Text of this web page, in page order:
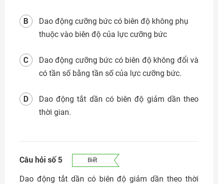
Dao động cưỡng bức có biên độ không phụ
thuộc vào biên độ của lực cưỡng bức
B
Dao động cưỡng bức có biên độ không đổi và
có tần số bằng tần số của lực cưỡng bức.
C
Dao động tắt dần có biên độ giảm dần theo
thời gian.
D
Câu hỏi số 5 Biết
Dao động tắt dần có biên độ giảm dần theo thời